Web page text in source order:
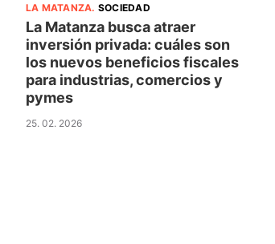
LA MATANZA. SOCIEDAD
La Matanza busca atraer
inversión privada: cuáles son
los nuevos beneficios fiscales
para industrias, comercios y
pymes
25. 02. 2026